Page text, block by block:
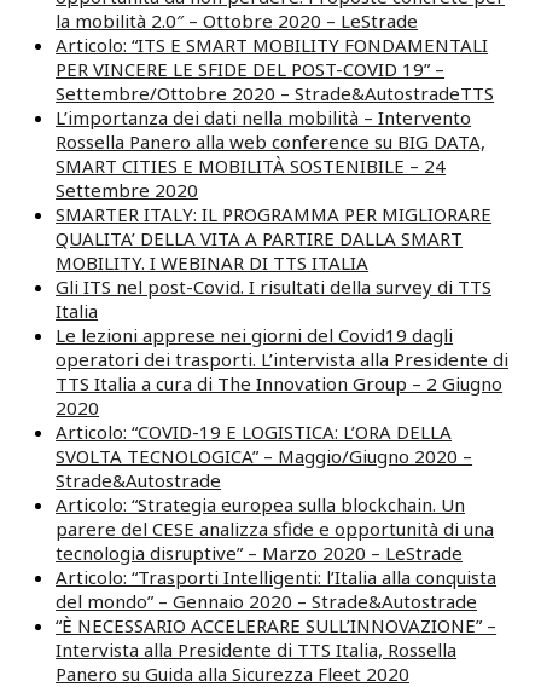
la mobilità 2.0″ – Ottobre 2020 – LeStrade
Articolo: “ITS E SMART MOBILITY FONDAMENTALI
PER VINCERE LE SFIDE DEL POST-COVID 19” –
Settembre/Ottobre 2020 – Strade&AutostradeTTS
L’importanza dei dati nella mobilità – Intervento
Rossella Panero alla web conference su BIG DATA,
SMART CITIES E MOBILITÀ SOSTENIBILE – 24
Settembre 2020
SMARTER ITALY: IL PROGRAMMA PER MIGLIORARE
QUALITA’ DELLA VITA A PARTIRE DALLA SMART
MOBILITY. I WEBINAR DI TTS ITALIA
Gli ITS nel post-Covid. I risultati della survey di TTS
Italia
Le lezioni apprese nei giorni del Covid19 dagli
operatori dei trasporti. L’intervista alla Presidente di
TTS Italia a cura di The Innovation Group – 2 Giugno
2020
Articolo: “COVID-19 E LOGISTICA: L’ORA DELLA
SVOLTA TECNOLOGICA” – Maggio/Giugno 2020 –
Strade&Autostrade
Articolo: “Strategia europea sulla blockchain. Un
parere del CESE analizza sfide e opportunità di una
tecnologia disruptive” – Marzo 2020 – LeStrade
Articolo: “Trasporti Intelligenti: l’Italia alla conquista
del mondo” – Gennaio 2020 – Strade&Autostrade
“È NECESSARIO ACCELERARE SULL’INNOVAZIONE” –
Intervista alla Presidente di TTS Italia, Rossella
Panero su Guida alla Sicurezza Fleet 2020